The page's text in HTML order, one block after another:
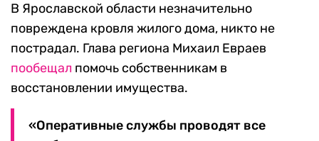
В Ярославской области незначительно
повреждена кровля жилого дома, никто не
пострадал. Глава региона Михаил Евраев
пообещал помочь собственникам в
восстановлении имущества.
«Оперативные службы проводят все